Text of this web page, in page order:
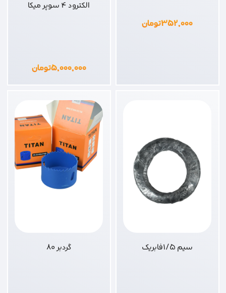
۳۵۲,۰۰۰تومان
الکترود 4 سوپر میکا
۵,۰۰۰,۰۰۰تومان
سیم 1/5فابریک گردبر 80